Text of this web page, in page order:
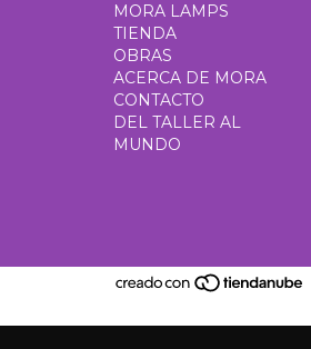
MORA LAMPS
TIENDA
OBRAS
ACERCA DE MORA
CONTACTO
DEL TALLER AL
MUNDO